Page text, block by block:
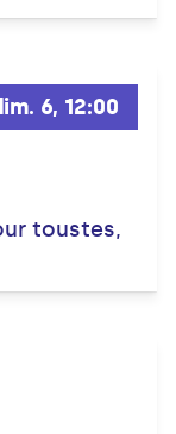
6, 12:00
toustes,